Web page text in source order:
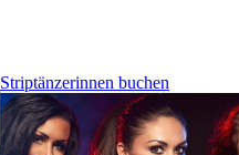
Striptänzerinnen buchen